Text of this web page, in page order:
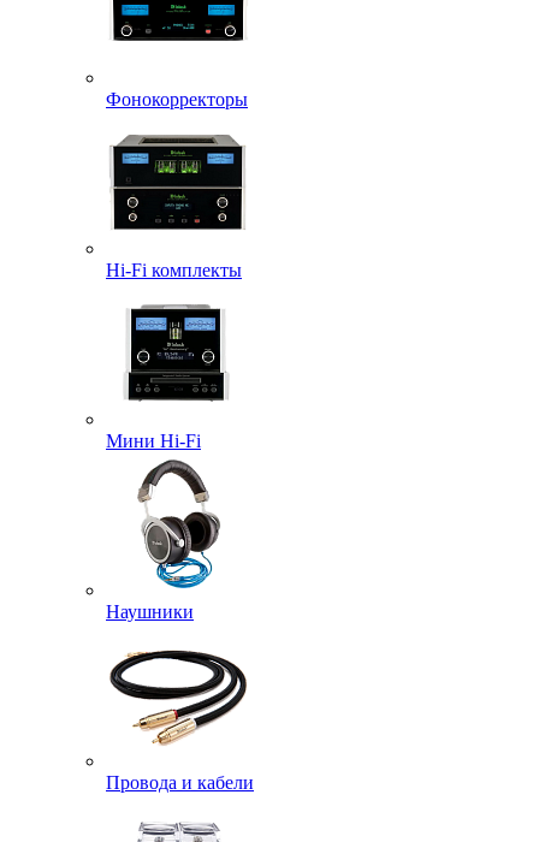
Фонокорректоры
Hi-Fi комплекты
Мини Hi-Fi
Наушники
Провода и кабели